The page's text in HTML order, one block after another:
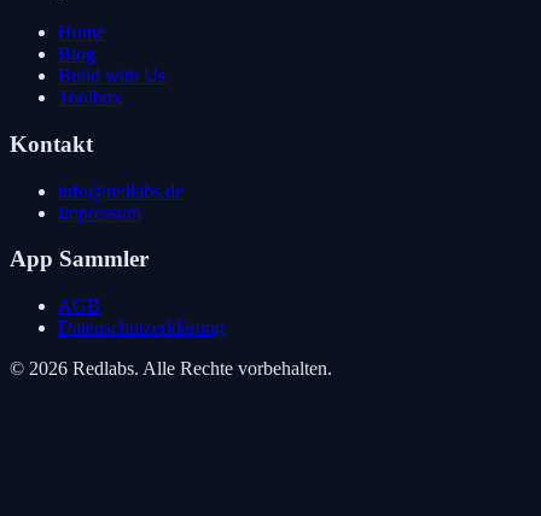
Home
Blog
Build with Us
Toolbox
Kontakt
info@redlabs.de
Impressum
App Sammler
AGB
Datenschutzerklärung
© 2026 Redlabs. Alle Rechte vorbehalten.